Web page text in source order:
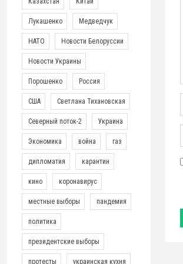
Лукашенко Медведчук
НАТО Новости Белоруссии
Новости Украины
Порошенко Россия
США Светлана Тихановская
Северный поток-2 Украина
Экономика война газ
дипломатия карантин
кино коронавирус
местные выборы пандемия
политика
президентские выборы
протесты украинская кухня